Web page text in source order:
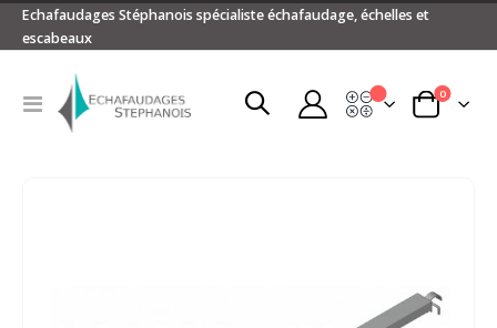
Echafaudages Stéphanois spécialiste échafaudage, échelles et
escabeaux
Basculer
Panier
0articles
Devis